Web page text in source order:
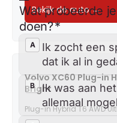
Bekijk de auto →
Volvo XC60 Plug-in
Bright
Plug-in Hybrid T6 AWD